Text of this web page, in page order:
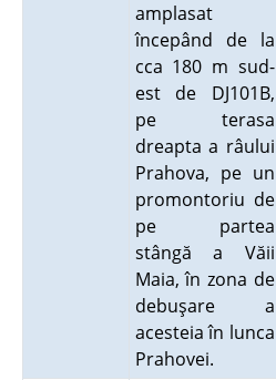
amplasat
începând de la
cca 180 m sud-
est de DJ101B,
pe terasa
dreapta a râului
Prahova, pe un
promontoriu de
pe partea
stângă a Văii
Maia, în zona de
debuşare a
acesteia în lunca
Prahovei.